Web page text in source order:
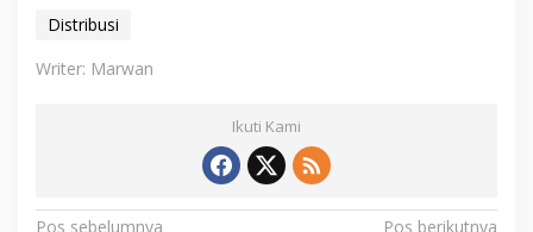
Distribusi
Writer: Marwan
Ikuti Kami
Pos sebelumnya Pos berikutnya